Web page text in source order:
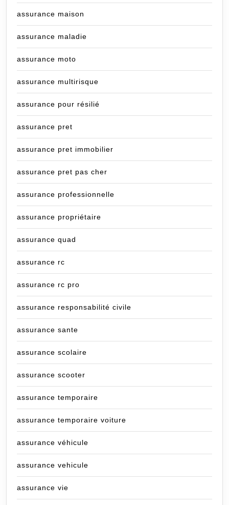
assurance maison
assurance maladie
assurance moto
assurance multirisque
assurance pour résilié
assurance pret
assurance pret immobilier
assurance pret pas cher
assurance professionnelle
assurance propriétaire
assurance quad
assurance rc
assurance rc pro
assurance responsabilité civile
assurance sante
assurance scolaire
assurance scooter
assurance temporaire
assurance temporaire voiture
assurance véhicule
assurance vehicule
assurance vie